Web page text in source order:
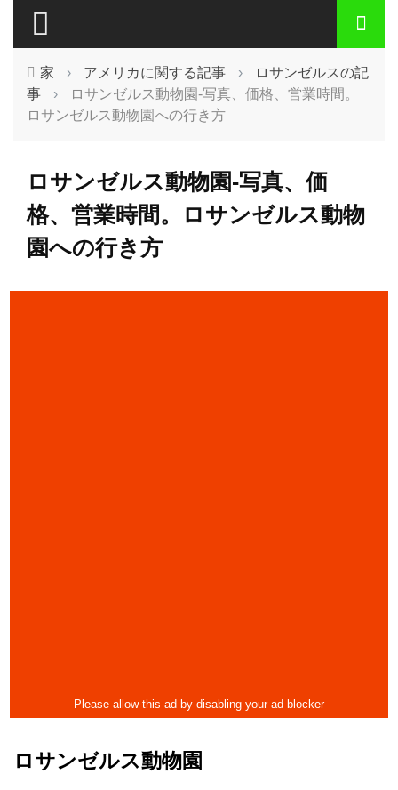
家 › アメリカに関する記事 ›
ロサンゼルスの記
事
›
ロサンゼルス動物園-写真、価格、営業時間。
ロサンゼルス動物園への行き方
ロサンゼルス動物園-写真、価
格、営業時間。ロサンゼルス動物
園への行き方
ロサンゼルス動物園